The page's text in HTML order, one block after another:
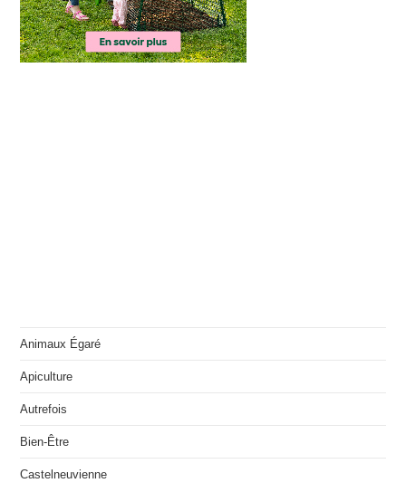
Animaux Égaré
Apiculture
Autrefois
Bien-Être
Castelneuvienne